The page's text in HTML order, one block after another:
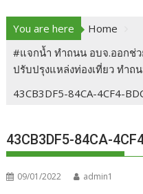
You are here
Home
#แจกน้ำ ทำถนน อบจ.ออกช่ว
ปรับปรุงแหล่งท่องเที่ยว ทำถ
43CB3DF5-84CA-4CF4-
43CB3DF5-84CA-
09/01/2022 admin1